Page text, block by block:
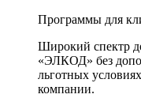
Программы для
Широкий спектр
«ЭЛКОД» без
льготных
компании.